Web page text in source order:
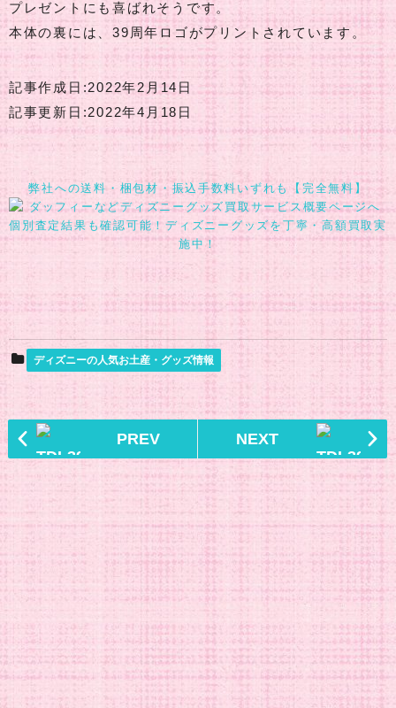
プレゼントにも喜ばれそうです。
本体の裏には、39周年ロゴがプリントされています。
記事作成日:2022年2月14日
記事更新日:2022年4月18日
弊社への送料・梱包材・振込手数料いずれも【完全無料】
個別査定結果も確認可能！ディズニーグッズを丁寧・高額買取実
施中！
ディズニーの人気お土産・グッズ情報
PREV NEXT